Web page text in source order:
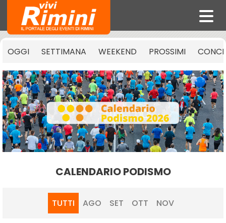
OGGI SETTIMANA WEEKEND PROSSIMI
CALENDARIO PODISMO
TUTTI AGO SET OTT NOV